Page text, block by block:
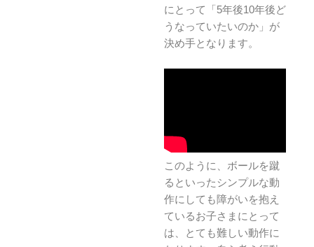
にとって「5年後10年後ど
うなっていたいのか」が
決め手となります。
このように、ボールを蹴
るといったシンプルな動
作にしても障がいを抱え
ているお子さまにとって
は、とても難しい動作に